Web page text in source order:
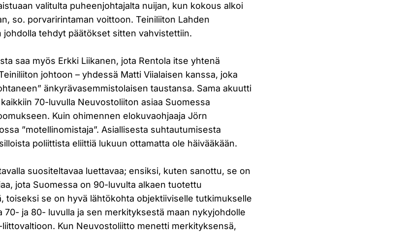
valitulta puheenjohtajalta nuijan, kun kokous alkoi
so. porvaririntaman voittoon. Teiniliiton Lahden
johdolla tehdyt päätökset sitten vahvistettiin.
saa myös Erkki Liikanen, jota Rentola itse yhtenä
johtoon – yhdessä Matti Viialaisen kanssa, joka
änkyrävasemmistolaisen taustansa. Sama akuutti
70-luvulla Neuvostoliiton asiaa Suomessa
Kuin ohimennen elokuvaohjaaja Jörn
”motellinomistaja”. Asiallisesta suhtautumisesta
poliittista eliittiä lukuun ottamatta ole häivääkään.
suositeltavaa luettavaa; ensiksi, kuten sanottu, se on
jota Suomessa on 90-luvulta alkaen tuotettu
toiseksi se on hyvä lähtökohta objektiiviselle tutkimukselle
70- ja 80- luvulla ja sen merkityksestä maan nykyjohdolle
liittovaltioon. Kun Neuvostoliitto menetti merkityksensä,